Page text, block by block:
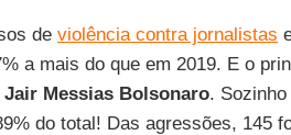
de violência contra jornalistas
a mais do que em 2019. E o
Jair Messias Bolsonaro. Sozinho
do total! Das agressões, 145